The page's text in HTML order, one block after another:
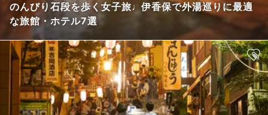
のんびり石段を歩く女子旅♩伊香保で外湯巡りに最適
な旅館・ホテル7選